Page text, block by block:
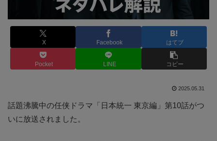
X Facebook はてブ
Pocket LINE コピー
2025.05.31
話題沸騰中の任侠ドラマ「日本統一 東京編」第10話がつ
いに放送されました。